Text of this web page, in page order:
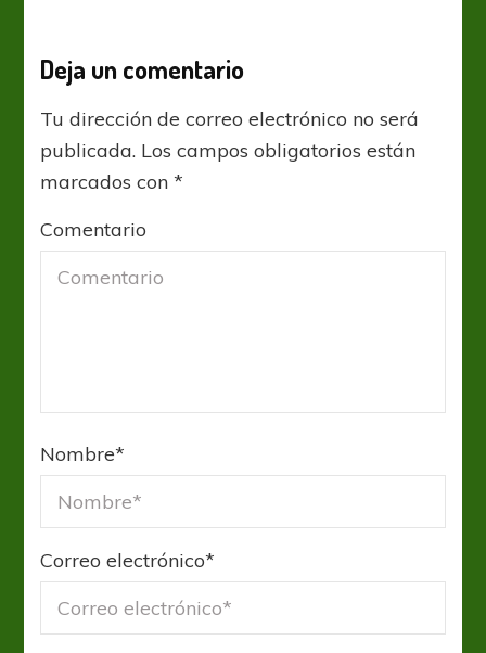
Deja un comentario
Tu dirección de correo electrónico no será
publicada. Los campos obligatorios están
marcados con*
Comentario
Nombre*
Correo electrónico*